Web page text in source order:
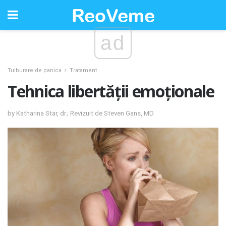
ad
Tulburare de panica Tratament
Tehnica libertății emoționale
by Katharina Star, dr.; Revizuit de Steven Gans, MD